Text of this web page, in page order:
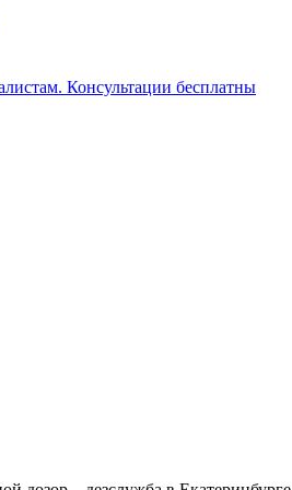
Консультации бесплатны